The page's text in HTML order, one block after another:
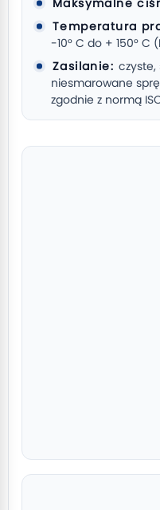
Maksymalne
Temperatura
-10° C do + 150° C
Zasilanie:
niesmarowane
zgodnie z normą